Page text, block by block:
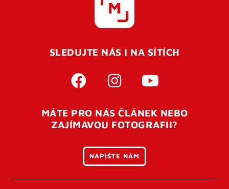
SLEDUJTE NÁS I NA SÍTÍCH
MÁTE PRO NÁS ČLÁNEK NEBO
ZAJÍMAVOU FOTOGRAFII?
NAPIŠTE NÁM